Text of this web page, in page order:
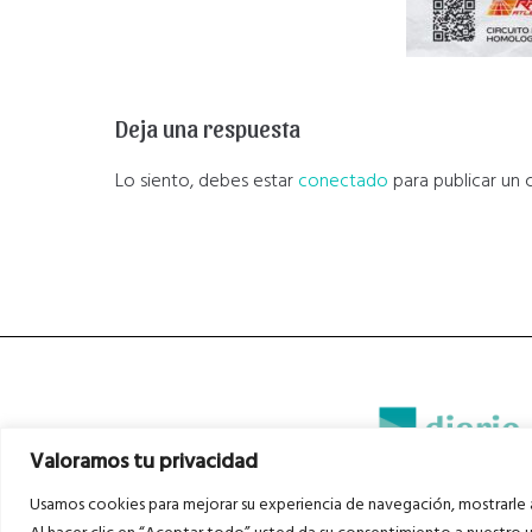
Valoramos tu privacidad
Usamos cookies para mejorar su experiencia de navegación,
Deja una respuesta
Lo siento, debes estarconectado para publicar un